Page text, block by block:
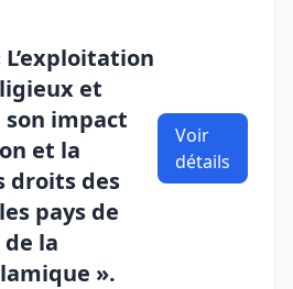
et
impact
et la
droits des
pays de
la
».
Voir
détails